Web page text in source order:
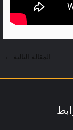
المقالة التالية ←